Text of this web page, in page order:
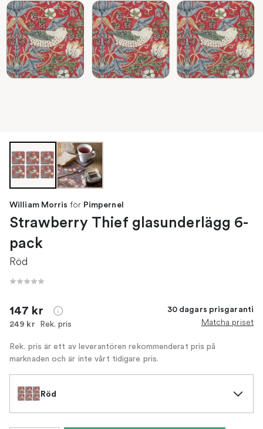
William Morris för Pimpernel
Strawberry Thief glasunderlägg 6-
pack
Röd
147 kr
249 kr Rek. pris
30 dagars prisgaranti
Matcha priset
Rek. pris är ett av leverantören rekommenderat pris på
marknaden och är inte vårt tidigare pris.
Röd